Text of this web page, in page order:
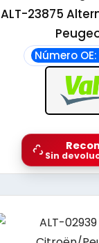
ALT-23875
Número OE:
Sin